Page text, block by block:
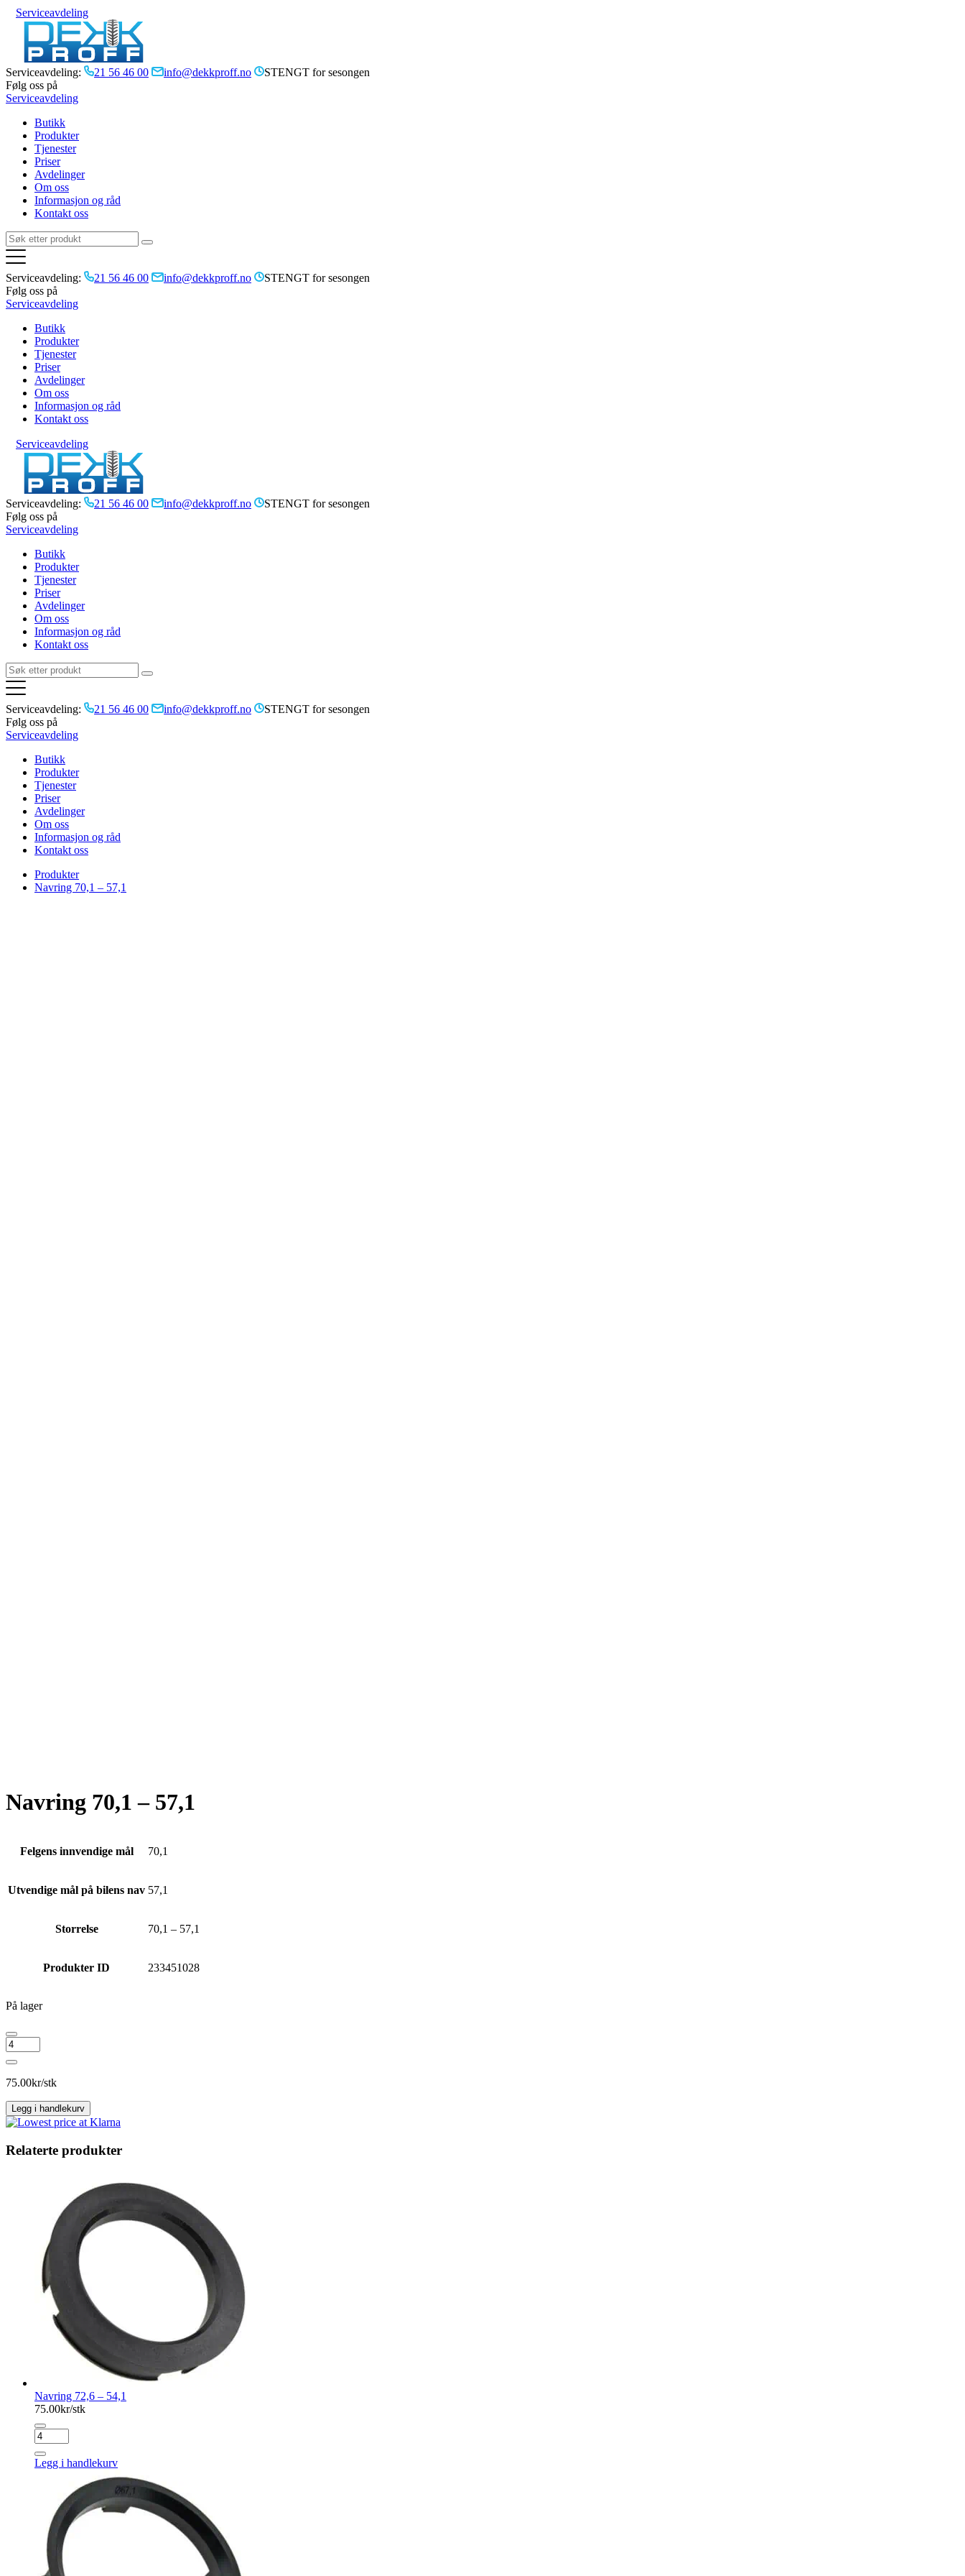
Serviceavdeling
Serviceavdeling: 21 56 46 00 info@dekkproff.no
STENGT for sesongen
Følg oss på
Serviceavdeling
Butikk
Produkter
Tjenester
Priser
Avdelinger
Om oss
Informasjon og råd
Kontakt oss
Serviceavdeling: 21 56 46 00 info@dekkproff.no
STENGT for sesongen
Følg oss på
Serviceavdeling
Butikk
Produkter
Tjenester
Priser
Avdelinger
Om oss
Informasjon og råd
Kontakt oss
Serviceavdeling
Serviceavdeling: 21 56 46 00 info@dekkproff.no
STENGT for sesongen
Følg oss på
Serviceavdeling
Butikk
Produkter
Tjenester
Priser
Avdelinger
Om oss
Informasjon og råd
Kontakt oss
Serviceavdeling: 21 56 46 00 info@dekkproff.no
STENGT for sesongen
Følg oss på
Serviceavdeling
Butikk
Produkter
Tjenester
Priser
Avdelinger
Om oss
Informasjon og råd
Kontakt oss
Produkter
Navring 70,1 – 57,1
Navring 70,1 – 57,1
Felgens innvendige mål 70,1
Utvendige mål på bilens nav 57,1
Storrelse 70,1 – 57,1
Produkter ID 233451028
På lager
Navring
70,1
-
57,1
75.00kr/stk
Legg i handlekurv
Relaterte produkter
Navring 72,6 – 54,1
75.00kr/stk
Navring
72,6
-
54,1
Legg i handlekurv